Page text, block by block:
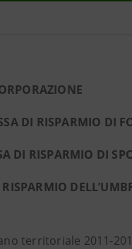
DI RISPARMIO DI
DI RISPARMIO DI
territoriale 2011-